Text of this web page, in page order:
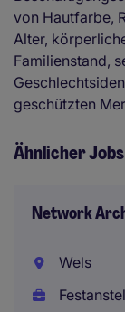
von Hautfarbe,
Alter,
Familienstand,
geschützten
Ähnlicher Jobs
Network
Wels